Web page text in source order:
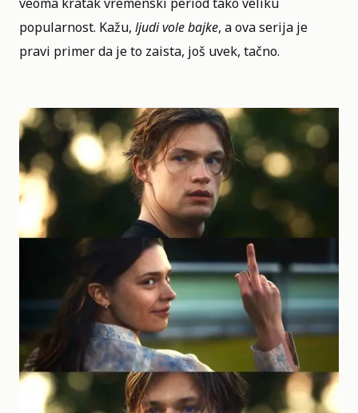
popularnost. Kažu, ljudi vole bajke, a ova serija je
pravi primer da je to zaista, još uvek, tačno.